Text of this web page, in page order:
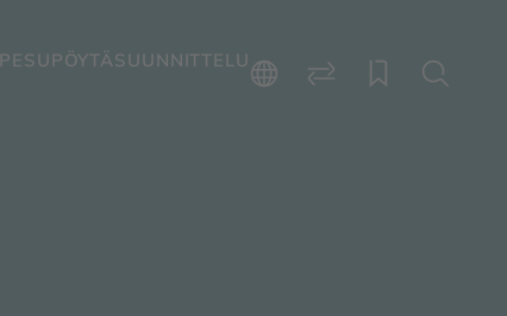
PESUPÖYTÄSUUNNITTELU